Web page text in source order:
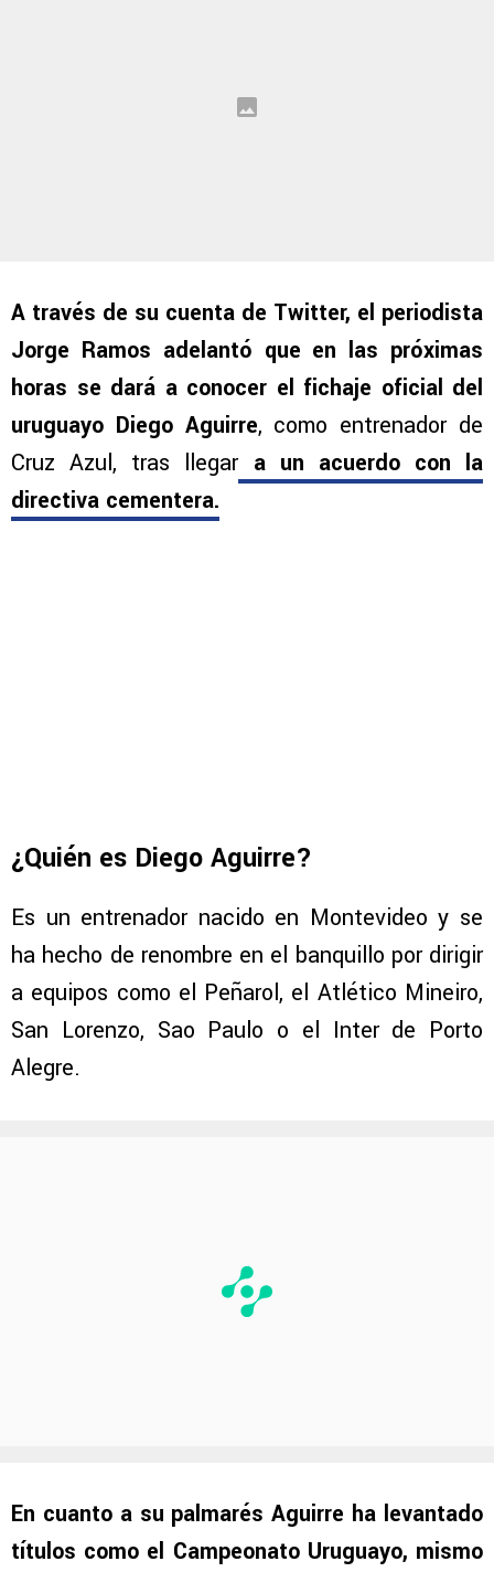
A través de su cuenta de Twitter, el periodista
Jorge Ramos adelantó que en las próximas
horas se dará a conocer el fichaje oficial del
uruguayo Diego Aguirre, como entrenador de
Cruz Azul, tras llegara un acuerdo con la
directiva cementera.
¿Quién es Diego Aguirre?
Es un entrenador nacido en Montevideo y se
ha hecho de renombre en el banquillo por dirigir
a equipos como el Peñarol, el Atlético Mineiro,
San Lorenzo, Sao Paulo o el Inter de Porto
Alegre.
En cuanto a su palmarés Aguirre ha levantado
títulos como el Campeonato Uruguayo, mismo